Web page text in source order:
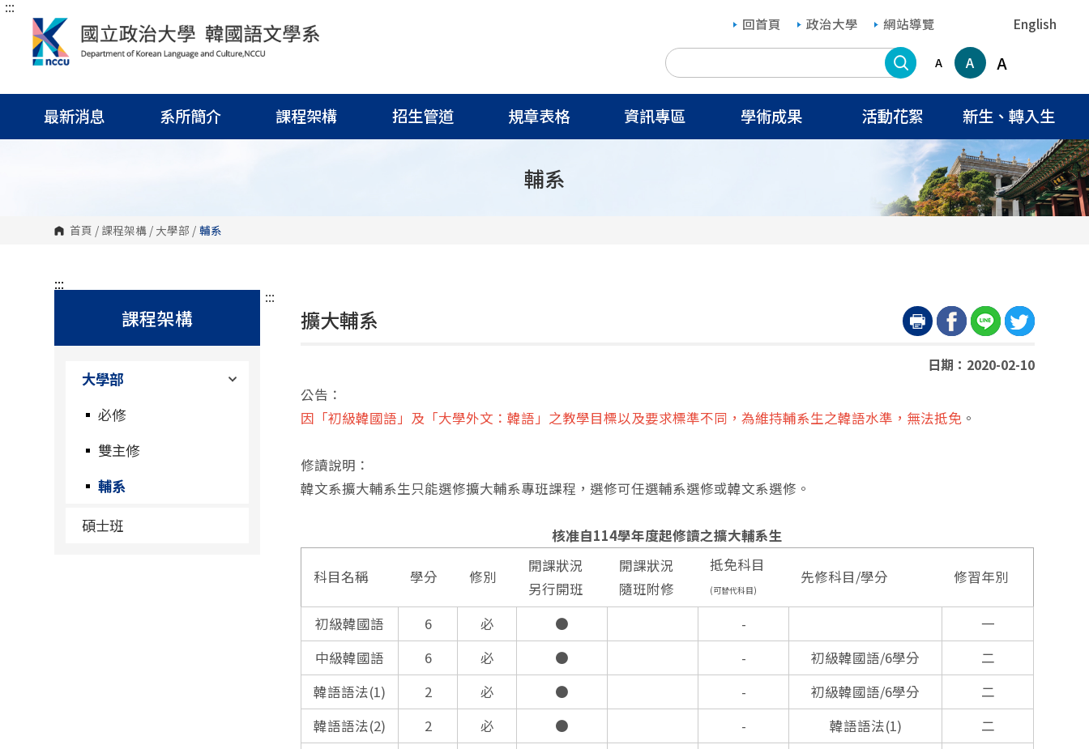
跳
塊
:::
回首頁 政治大學 網站導覽 English
搜尋A A A
最新消息 系所簡介 課程架構 招生管道 規章表格 資訊專區 學術成果 活動花絮 新生、轉入生
輔系
首頁 / 課程架構 / 大學部 / 輔系
:::
課程架構
大學部
必修
雙主修
輔系
碩士班
:::
擴大輔系
日期：2020-02-10
公告：
因「初級韓國語」及「大學外文：韓語」之教學目標以及要求標準不同，為維持輔系生之韓語水準，無法抵免 。
修讀說明：
韓文系擴大輔系生只能選修擴大輔系專班課程，選修可任選輔系選修或韓文系選修。
核准自114學年度起修讀之擴大輔系生
科目名稱 學分 修別
開課狀況
另行開班
開課狀況
隨班附修
抵免科目
(可替代科目)
先修科目/學分 修習年別
初級韓國語 6 必 ● -
一
中級韓國語
6 必 ● - 初級韓國語/6學分
二
韓語語法(1)
2 必 ● - 初級韓國語/6學分
二
韓語語法(2)
2 必 ● - 韓語語法(1) 二